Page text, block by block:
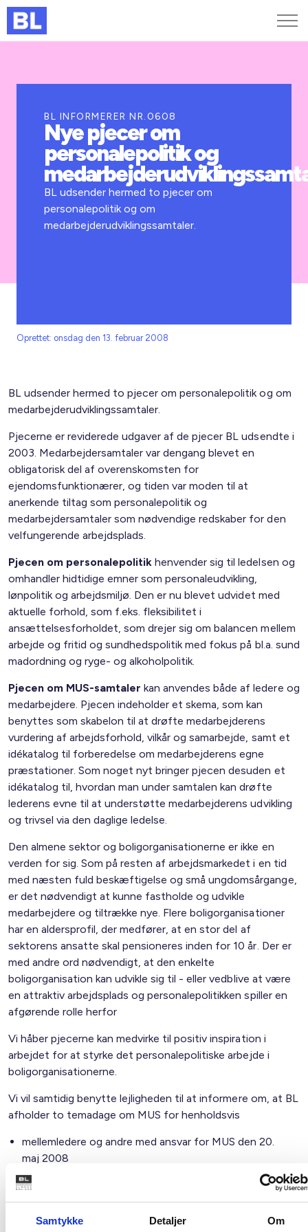
Samtykke Detaljer Om
Kurser og arrangementer
Jobportalen
BL INFORMERER NR.0608
Nye pjecer om
personalepolitik og
BL udsender hermed to pjecer om
personalepolitik og om
medarbejderudviklingssamtaler.
Oprettet: onsdag den 13. februar 2008
BL udsender hermed to pjecer om personalepolitik og om
medarbejderudviklingssamtaler.
Pjecerne er reviderede udgaver af de pjecer BL udsendte i
2003. Medarbejdersamtaler var dengang blevet en
obligatorisk del af overenskomsten for
ejendomsfunktionærer, og tiden var moden til at
anerkende tiltag som personalepolitik og
medarbejdersamtaler som nødvendige redskaber for den
velfungerende arbejdsplads.
Pjecen om personalepolitik henvender sig til ledelsen og
omhandler hidtidige emner som personaleudvikling,
lønpolitik og arbejdsmiljø. Den er nu blevet udvidet med
aktuelle forhold, som f.eks. fleksibilitet i
ansættelsesforholdet, som drejer sig om balancen mellem
arbejde og fritid og sundhedspolitik med fokus på bl.a. sund
madordning og ryge- og alkoholpolitik.
Pjecen om MUS-samtaler kan anvendes både af ledere og
medarbejdere. Pjecen indeholder et skema, som kan
benyttes som skabelon til at drøfte medarbejderens
vurdering af arbejdsforhold, vilkår og samarbejde, samt et
idékatalog til forberedelse om medarbejderens egne
præstationer. Som noget nyt bringer pjecen desuden et
idékatalog til, hvordan man under samtalen kan drøfte
lederens evne til at understøtte medarbejderens udvikling
og trivsel via den daglige ledelse.
Den almene sektor og boligorganisationerne er ikke en
verden for sig. Som på resten af arbejdsmarkedet i en tid
med næsten fuld beskæftigelse og små ungdomsårgange,
er det nødvendigt at kunne fastholde og udvikle
medarbejdere og tiltrække nye. Flere boligorganisationer
har en aldersprofil, der medfører, at en stor del af
sektorens ansatte skal pensioneres inden for 10 år. Der er
med andre ord nødvendigt, at den enkelte
boligorganisation kan udvikle sig til - eller vedblive at være
en attraktiv arbejdsplads og personalepolitikken spiller en
afgørende rolle herfor
Vi håber pjecerne kan medvirke til positiv inspiration i
arbejdet for at styrke det personalepolitiske arbejde i
boligorganisationerne.
Vi vil samtidig benytte lejligheden til at informere om, at BL
afholder to temadage om MUS for henholdsvis
mellemledere og andre med ansvar for MUS den 20.
maj 2008
forretningsførere/direktører og personalechefer d.
21. maj 2008
Se i øvrigt vedlagte flyer.